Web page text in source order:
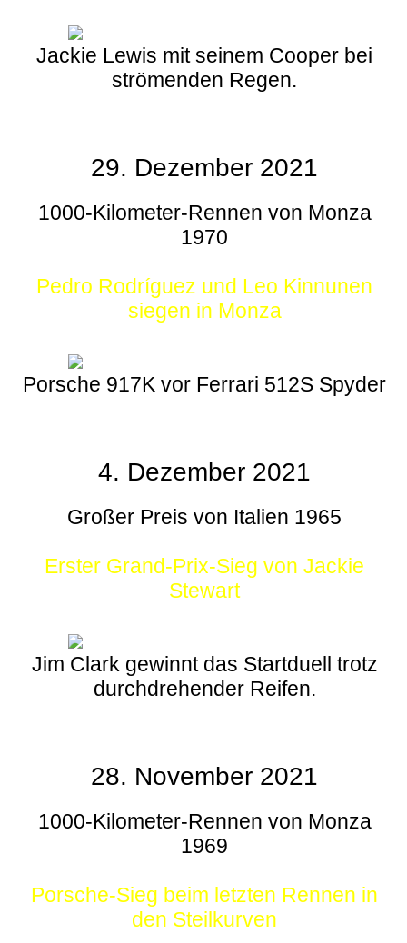
Jackie Lewis mit seinem Cooper bei
strömenden Regen.
29. Dezember 2021
1000-Kilometer-Rennen von Monza
1970
Pedro Rodríguez und Leo Kinnunen
siegen in Monza
Porsche 917K vor Ferrari 512S Spyder
4. Dezember 2021
Großer Preis von Italien 1965
Erster Grand-Prix-Sieg von Jackie
Stewart
Jim Clark gewinnt das Startduell trotz
durchdrehender Reifen.
28. November 2021
1000-Kilometer-Rennen von Monza
1969
Porsche-Sieg beim letzten Rennen in
den Steilkurven